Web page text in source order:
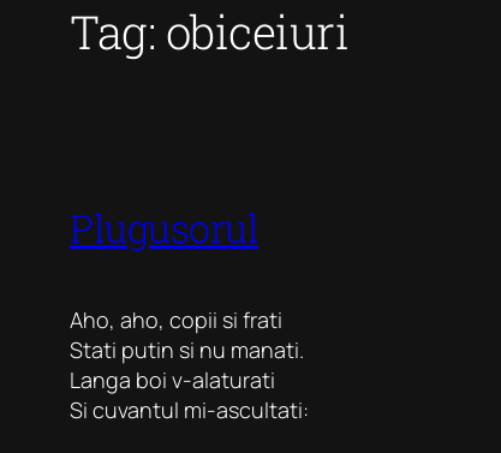
Tag: obiceiuri
Plugusorul
Aho, aho, copii si frati
Stati putin si nu manati.
Langa boi v-alaturati
Si cuvantul mi-ascultati: